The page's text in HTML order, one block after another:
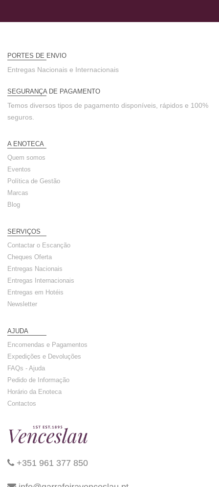
PORTES DE ENVIO
Entregas Nacionais e Internacionais
SEGURANÇA DE PAGAMENTO
Temos diversos tipos de pagamento disponíveis, rápidos e 100%
seguros.
A ENOTECA
Quem somos
Eventos
Política de Gestão
Marcas
Blog
SERVIÇOS
Contactar o Escanção
Cheques Oferta
Entregas Nacionais
Entregas Internacionais
Entregas em Hotéis
Newsletter
AJUDA
Encomendas e Pagamentos
Expedições e Devoluções
FAQs - Ajuda
Pedido de Informação
Horário da Enoteca
Contactos
+351 961 377 850